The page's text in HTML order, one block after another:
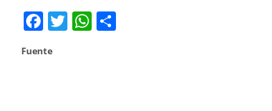
Facebook
TwitterWhatsApp
Fuente